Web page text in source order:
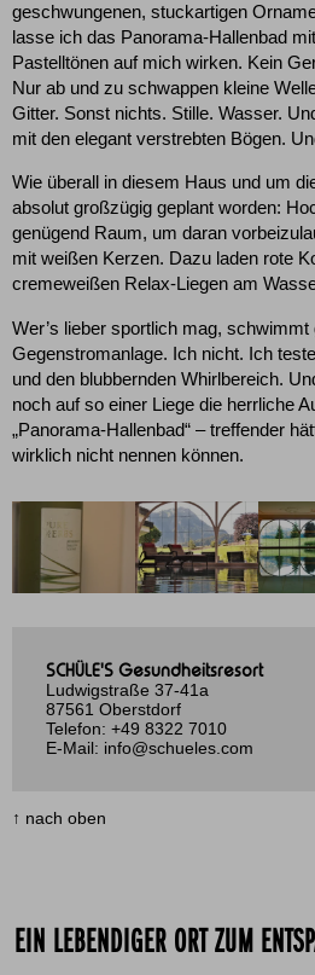
geschwungenen, stuckartigen
lasse ich das Panorama-Hallenbad
Pastelltönen auf mich wirken. Kein
Nur ab und zu schwappen kleine
Gitter. Sonst nichts. Stille. Wasser.
mit den elegant verstrebten Bögen.
Wie überall in diesem Haus und um
absolut großzügig geplant worden:
genügend Raum, um daran
mit weißen Kerzen. Dazu laden rote
cremeweißen Relax-Liegen am
Wer’s lieber sportlich mag, schwimmt
Gegenstromanlage. Ich nicht. Ich
und den blubbernden Whirlbereich.
noch auf so einer Liege die herrliche
„Panorama-Hallenbad“ – treffender
wirklich nicht nennen können.
SCHÜLE'S Gesundheitsresort
Ludwigstraße 37-41a
87561 Oberstdorf
Telefon: +49 8322 7010
E-Mail: info@schueles.com
↑ nach oben
EIN LEBENDIGER ORT ZUM